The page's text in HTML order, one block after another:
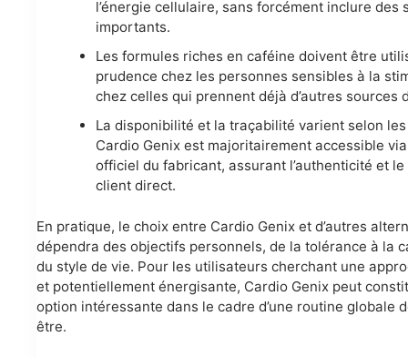
l’énergie cellulaire, sans forcément inclure des
importants.
Les formules riches en caféine doivent être
prudence chez les personnes sensibles à la
chez celles qui prennent déjà d’autres sources
La disponibilité et la traçabilité varient selon
Cardio Genix est majoritairement accessible
officiel du fabricant, assurant l’authenticité et
client direct.
En pratique, le choix entre Cardio Genix et d’autres
dépendra des objectifs personnels, de la tolérance à la
du style de vie. Pour les utilisateurs cherchant une
et potentiellement énergisante, Cardio Genix peut
option intéressante dans le cadre d’une routine globale
être.